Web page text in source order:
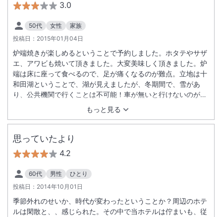
3.0
50代 女性
家族
投稿日： 2015年01月04日
もっと見る
炉端焼きが楽しめるということで予約しました。ホタテやサザ
エ、アワビも焼いて頂きました。大変美味しく頂きました。炉
端は床に座って食べるので、足が痛くなるのが難点。立地は十
和田湖ということで、湖が見えましたが、冬期間で、雪があ
り、公共機関で行くことは不可能！車が無いと行けないのが残
念。せめて、最寄りの駅まで送迎があると利用客が増えると思
思っていたより
4.2
60代 男性
ひとり
投稿日： 2014年10月01日
季節外れのせいか、時代が変わったということか？周辺のホテ
ルは閑散と、、感じられた。その中で当ホテルは佇まいも、従